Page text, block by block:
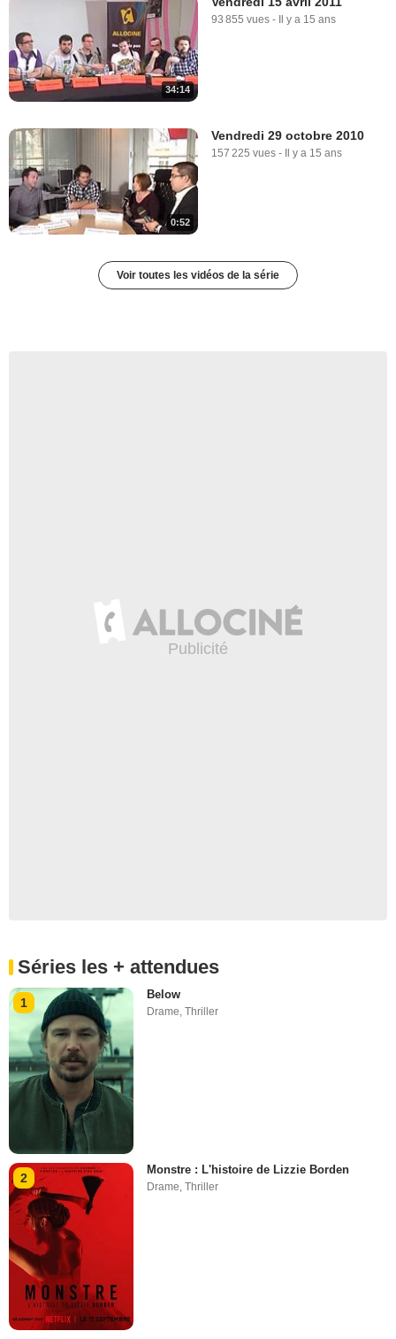
34:14
93 855 vues - Il y a 15 ans
0:52
Vendredi 29 octobre 2010
157 225 vues - Il y a 15 ans
Voir toutes les vidéos de la série
Séries les + attendues
1
Below
Drame,Thriller
2
Monstre : L'histoire de Lizzie Borden
Drame,Thriller